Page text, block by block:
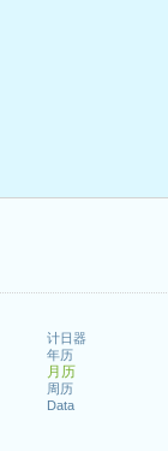
计日器
年历
月历
周历
Data